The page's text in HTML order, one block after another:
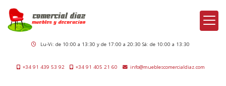
Lu-Vi: de 10:00 a 13:30 y de 17:00 a 20:30 Sá: de 10:00 a 13:30
+34 91 439 53 92 +34 91 405 21 60 info mueblescomercialdiaz.com